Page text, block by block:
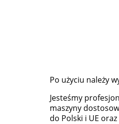
Po użyciu należy
Jesteśmy
maszyny
do Polski i UE